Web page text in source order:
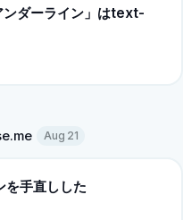
ンダーライン」はtext-
Aug 21
を手直しした